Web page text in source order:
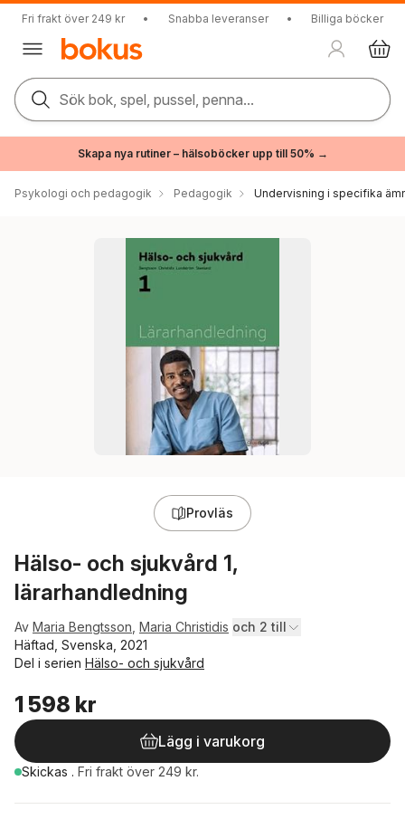
Fri frakt över 249 kr • Snabba leveranser • Billiga böcker
Sök bok, spel, pussel, penna...
Skapa nya rutiner – hälsoböcker upp till 50% →
Psykologi och pedagogik Pedagogik Undervisning i specifika
Provläs
Hälso- och sjukvård 1,
lärarhandledning
Av Maria Bengtsson Maria Christidis och 2 till
Häftad, Svenska, 2021
Del i serien Hälso- och sjukvård
1 598 kr
Lägg i varukorg
Skickas . Fri frakt över 249 kr.